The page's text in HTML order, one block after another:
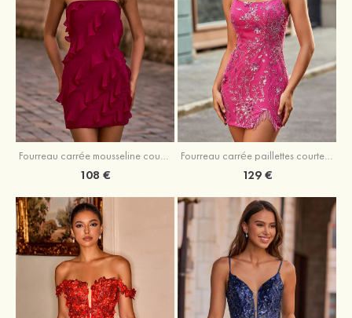
Fourreau carrée mousseline courte/mini robe de fête de la rentré avec volants
108 €
Fourreau carrée paillettes courte/mini robe de fête de la rentrée
129 €